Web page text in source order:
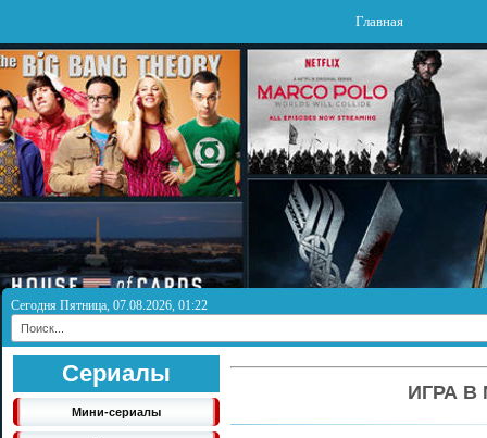
Главная
Сегодня Пятница, 07.08.2026, 01:22
Сериалы
Мини-сериалы
ИГРА В